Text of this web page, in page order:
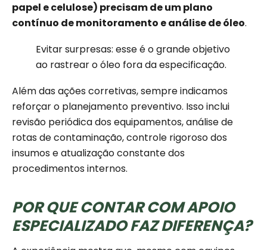
papel e celulose) precisam de um plano
contínuo de monitoramento e análise de óleo.
Evitar surpresas: esse é o grande objetivo
ao rastrear o óleo fora da especificação.
Além das ações corretivas, sempre indicamos
reforçar o planejamento preventivo. Isso inclui
revisão periódica dos equipamentos, análise de
rotas de contaminação, controle rigoroso dos
insumos e atualização constante dos
procedimentos internos.
POR QUE CONTAR COM APOIO
ESPECIALIZADO FAZ DIFERENÇA?